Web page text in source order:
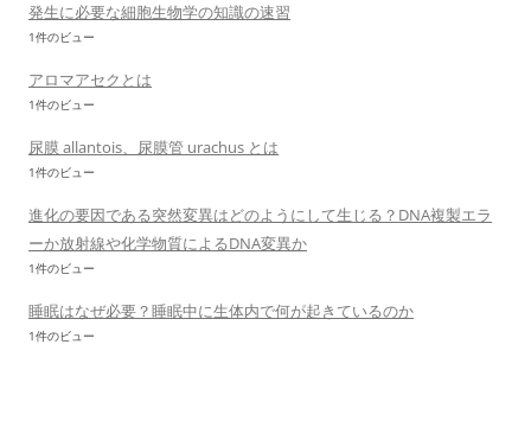
発生に必要な細胞生物学の知識の速習
1件のビュー
アロマアセクとは
1件のビュー
尿膜 allantois、尿膜管 urachus とは
1件のビュー
進化の要因である突然変異はどのようにして生じる？DNA複製エラ
ーか放射線や化学物質によるDNA変異か
1件のビュー
睡眠はなぜ必要？睡眠中に生体内で何が起きているのか
1件のビュー